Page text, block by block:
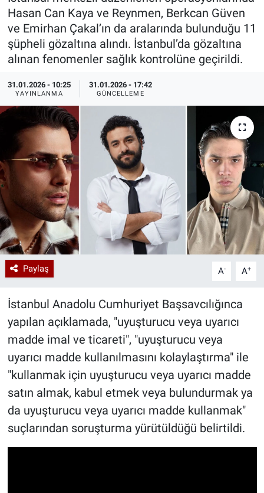
Hasan Can Kaya ve Reynmen, Berkcan Güven
ve Emirhan Çakal’ın da aralarında bulunduğu 11
şüpheli gözaltına alındı. İstanbul’da gözaltına
alınan fenomenler sağlık kontrolüne geçirildi.
31.01.2026 - 10:25
YAYINLANMA
31.01.2026 - 17:42
GÜNCELLEME
Paylaş A- A+
İstanbul Anadolu Cumhuriyet Başsavcılığınca
yapılan açıklamada, "uyuşturucu veya uyarıcı
madde imal ve ticareti", "uyuşturucu veya
uyarıcı madde kullanılmasını kolaylaştırma" ile
"kullanmak için uyuşturucu veya uyarıcı madde
satın almak, kabul etmek veya bulundurmak ya
da uyuşturucu veya uyarıcı madde kullanmak"
suçlarından soruşturma yürütüldüğü belirtildi.
Özel Haberler
Yazarlar
Dünya
Medya
Özel Haberler
Kadın
Erişim Bilgileri
Sağlık
Teknoloji
Ramazan
Haber Arşivi